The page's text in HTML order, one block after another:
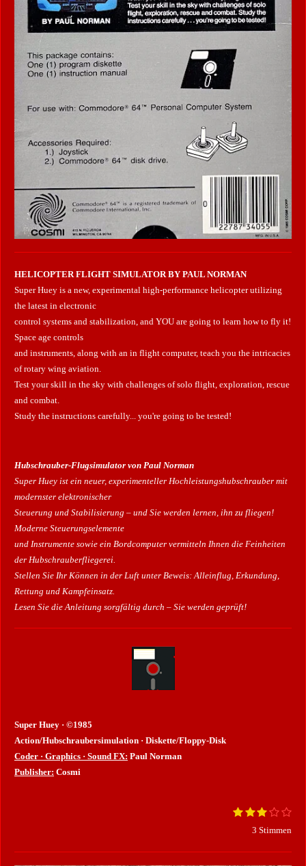
HELICOPTER FLIGHT SIMULATOR BY PAUL NORMAN
Super Huey is a new, experimental high-performance helicopter utilizing
the latest in electronic
control systems and stabilization, and YOU are going to learn how to fly it!
Space age controls
and instruments, along with an in flight computer, teach you the intricacies
of rotary wing aviation.
Test your skill in the sky with challenges of solo flight, exploration, rescue
and combat.
Study the instructions carefully... you're going to be tested!
Hubschrauber-Flugsimulator von Paul Norman
Super Huey ist ein neuer, experimenteller Hochleistungshubschrauber mit
modernster elektronischer
Steuerung und Stabilisierung – und Sie werden lernen, ihn zu fliegen!
Moderne Steuerungselemente
und Instrumente sowie ein Bordcomputer vermitteln Ihnen die Feinheiten
der Hubschrauberfliegerei.
Stellen Sie Ihr Können in der Luft unter Beweis: Alleinflug, Erkundung,
Rettung und Kampfeinsatz.
Lesen Sie die Anleitung sorgfältig durch – Sie werden geprüft!
Super Huey · ©1985
Action/Hubschraubersimulation · Diskette/Floppy-Disk
Coder · Graphics · Sound FX: Paul Norman
Publisher: Cosmi
1
r
2
r
3
t
r
4
t
r
5
t
r
B
w
r
3 Stimmen